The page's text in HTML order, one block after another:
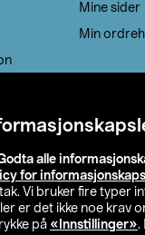
alle
for
Vi bruker fire typer
er det ikke noe krav
på «Innstillinger».
Mine sider
Min